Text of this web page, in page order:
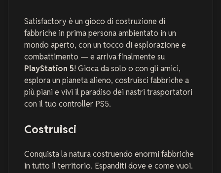
Satisfactory è un gioco di costruzione di
fabbriche in prima persona ambientato in un
mondo aperto, con un tocco di esplorazione e
combattimento — e arriva finalmente su
PlayStation 5! Gioca da solo o con gli amici,
esplora un pianeta alieno, costruisci fabbriche a
più piani e vivi il paradiso dei nastri trasportatori
con il tuo controller PS5.
Costruisci
Conquista la natura costruendo enormi fabbriche
in tutto il territorio. Espanditi dove e come vuoi.